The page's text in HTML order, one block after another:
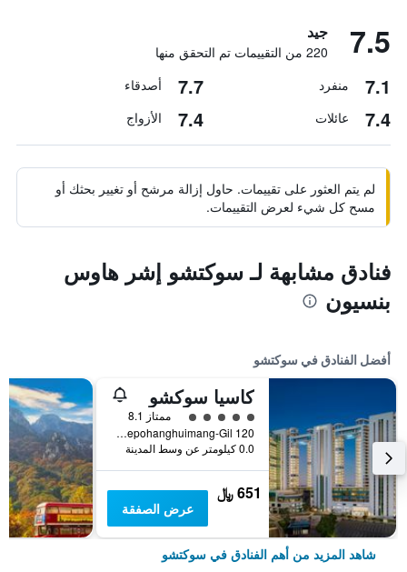
7.5 جيد
220 من التقييمات تم التحقق منها
7.1 منفرد 7.7 أصدقاء
7.4 عائلات 7.4 الأزواج
لم يتم العثور على تقييمات. حاول إزالة مرشح أو تغيير بحثك أو
مسح كل شيء لعرض التقييمات.
فنادق مشابهة لـ سوكتشو إشر هاوس
بنسيون
أفضل الفنادق في سوكتشو
كاسيا سوكشو
تقييم فئة 5
ممتاز 8.1
120 Daepohanghuimang-Gil, سوكتشو, كوريا الجنوبية
0.0 كيلومتر عن وسط المدينة
651 ﷼
عرض الصفقة
شاهد المزيد من أهم الفنادق في سوكتشو